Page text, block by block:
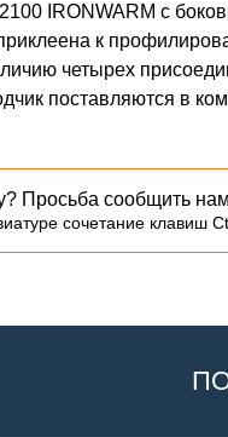
IRONWARM с
к
четырех
поставляются в
Просьба сообщить
сочетание клавиш